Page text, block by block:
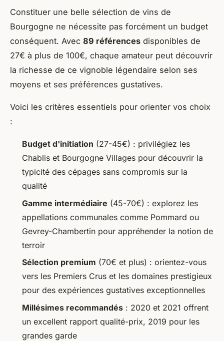
Constituer une belle sélection de vins de
Bourgogne ne nécessite pas forcément un budget
conséquent. Avec 89 références disponibles de
27€ à plus de 100€, chaque amateur peut découvrir
la richesse de ce vignoble légendaire selon ses
moyens et ses préférences gustatives.
Voici les critères essentiels pour orienter vos choix
:
Budget d'initiation (27-45€) : privilégiez les
Chablis et Bourgogne Villages pour découvrir la
typicité des cépages sans compromis sur la
qualité
Gamme intermédiaire (45-70€) : explorez les
appellations communales comme Pommard ou
Gevrey-Chambertin pour appréhender la notion de
terroir
Sélection premium (70€ et plus) : orientez-vous
vers les Premiers Crus et les domaines prestigieux
pour des expériences gustatives exceptionnelles
Millésimes recommandés : 2020 et 2021 offrent
un excellent rapport qualité-prix, 2019 pour les
grandes garde